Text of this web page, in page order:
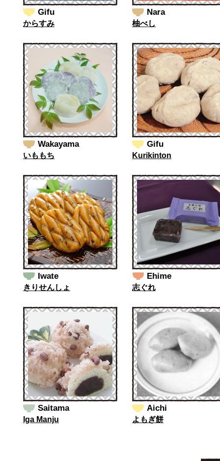
Gifu
からすみ
Nara
柚べし
Wakayama
いももち
Gifu
Kurikinton
Iwate
きりせんしょ
Ehime
志ぐれ
Saitama
Iga Manju
Aichi
よもぎ餅